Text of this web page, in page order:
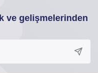
ve gelişmelerinden